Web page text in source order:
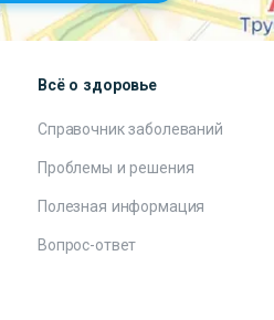
Всё о здоровье
Справочник заболеваний
Проблемы и решения
Полезная информация
Вопрос-ответ